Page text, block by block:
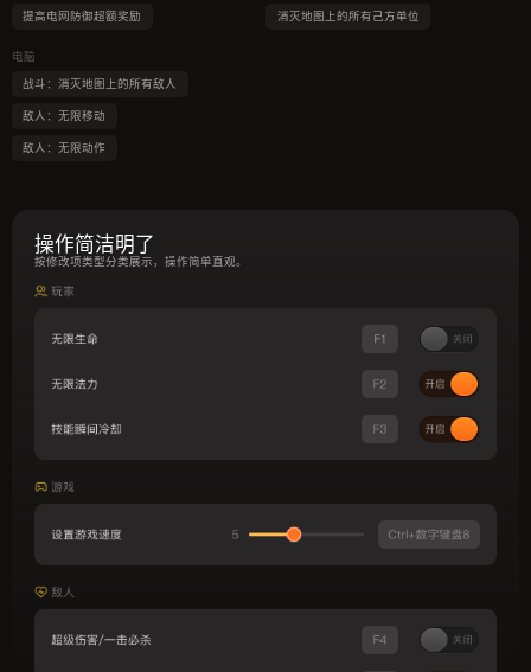
提高电网防御超额奖励
电脑
战斗：消灭地图上的所有敌人
敌人：无限移动
敌人：无限动作
消灭地图上的所有己方单位
操作简洁明了
按修改项类型分类展示，操作简单直观。